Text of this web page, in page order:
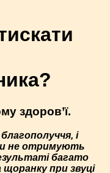
здоров’ї.
і
не отримують
багато
при звуці